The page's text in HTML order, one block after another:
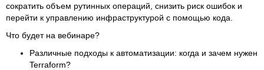
сократить объем рутинных операций, снизить риск ошибок и
перейти к управлению инфраструктурой с помощью кода.
Что будет на вебинаре?
Различные подходы к автоматизации: когда и зачем нужен
Terraform?